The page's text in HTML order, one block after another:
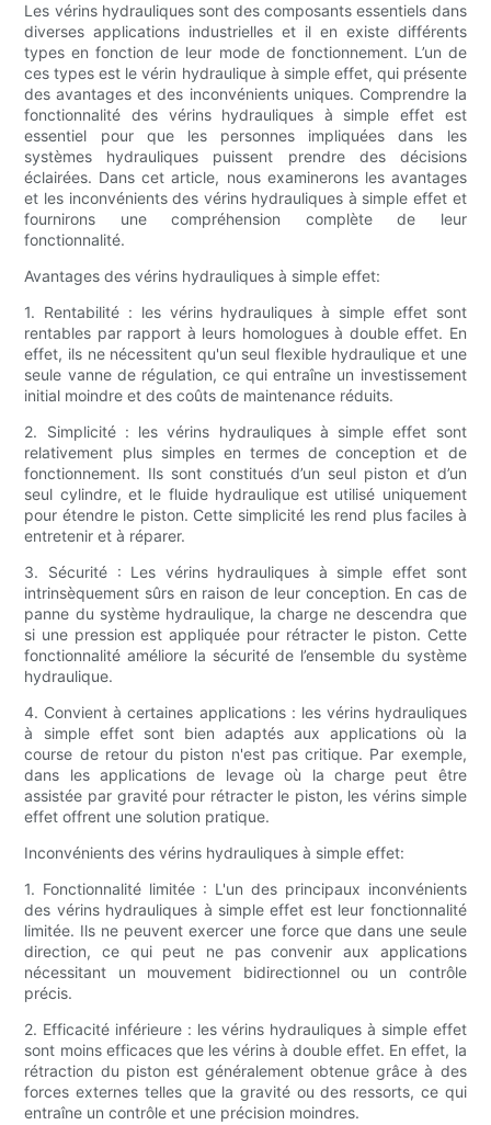
Les vérins hydrauliques sont des composants essentiels dans
diverses applications industrielles et il en existe différents
types en fonction de leur mode de fonctionnement. L’un de
ces types est le vérin hydraulique à simple effet, qui présente
des avantages et des inconvénients uniques. Comprendre la
fonctionnalité des vérins hydrauliques à simple effet est
essentiel pour que les personnes impliquées dans les
systèmes hydrauliques puissent prendre des décisions
éclairées. Dans cet article, nous examinerons les avantages
et les inconvénients des vérins hydrauliques à simple effet et
fournirons une compréhension complète de leur
fonctionnalité.
Avantages des vérins hydrauliques à simple effet:
1. Rentabilité : les vérins hydrauliques à simple effet sont
rentables par rapport à leurs homologues à double effet. En
effet, ils ne nécessitent qu'un seul flexible hydraulique et une
seule vanne de régulation, ce qui entraîne un investissement
initial moindre et des coûts de maintenance réduits.
2. Simplicité : les vérins hydrauliques à simple effet sont
relativement plus simples en termes de conception et de
fonctionnement. Ils sont constitués d’un seul piston et d’un
seul cylindre, et le fluide hydraulique est utilisé uniquement
pour étendre le piston. Cette simplicité les rend plus faciles à
entretenir et à réparer.
3. Sécurité : Les vérins hydrauliques à simple effet sont
intrinsèquement sûrs en raison de leur conception. En cas de
panne du système hydraulique, la charge ne descendra que
si une pression est appliquée pour rétracter le piston. Cette
fonctionnalité améliore la sécurité de l’ensemble du système
hydraulique.
4. Convient à certaines applications : les vérins hydrauliques
à simple effet sont bien adaptés aux applications où la
course de retour du piston n'est pas critique. Par exemple,
dans les applications de levage où la charge peut être
assistée par gravité pour rétracter le piston, les vérins simple
effet offrent une solution pratique.
Inconvénients des vérins hydrauliques à simple effet:
1. Fonctionnalité limitée : L'un des principaux inconvénients
des vérins hydrauliques à simple effet est leur fonctionnalité
limitée. Ils ne peuvent exercer une force que dans une seule
direction, ce qui peut ne pas convenir aux applications
nécessitant un mouvement bidirectionnel ou un contrôle
précis.
2. Efficacité inférieure : les vérins hydrauliques à simple effet
sont moins efficaces que les vérins à double effet. En effet, la
rétraction du piston est généralement obtenue grâce à des
forces externes telles que la gravité ou des ressorts, ce qui
entraîne un contrôle et une précision moindres.